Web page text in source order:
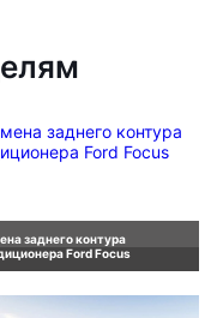
заднего контура
Ford Focus